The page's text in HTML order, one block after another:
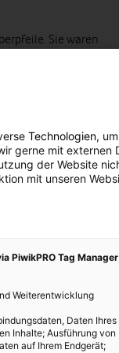
Sie waren
von U-Bahn-
mitKERS
die
die „neuen“, die
zur Rückspeisung
nachgerüstet.
Technologien,
gerne mit externen
der Website
mit unseren
PiwikPRO Tag Manager
Weiterentwicklung
Daten Ihres
Inhalte; Ausführung von
auf Ihrem Endgerät;